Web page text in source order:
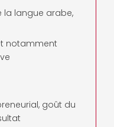
langue arabe,
notamment
goût du